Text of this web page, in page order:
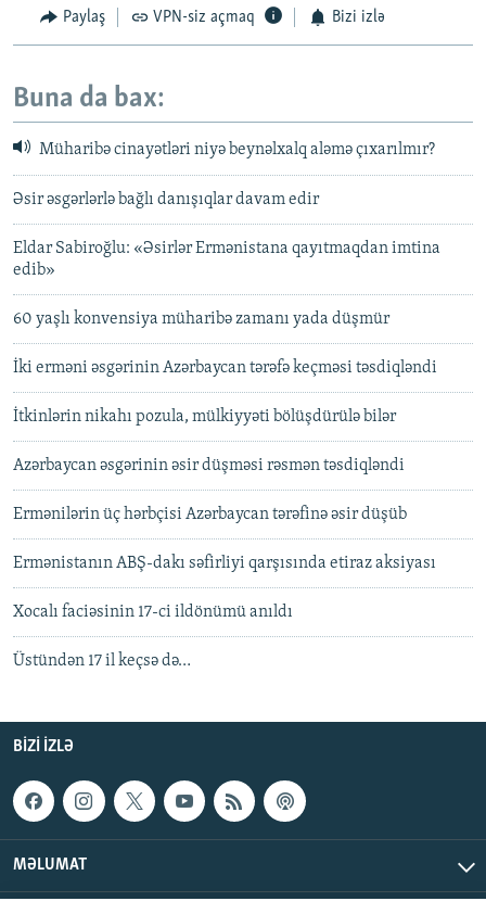
Paylaş VPN-siz açmaq Bizi izlə
Buna da bax:
Müharibə cinayətləri niyə beynəlxalq aləmə çıxarılmır?
Əsir əsgərlərlə bağlı danışıqlar davam edir
Eldar Sabiroğlu: «Əsirlər Ermənistana qayıtmaqdan imtina
edib»
60 yaşlı konvensiya müharibə zamanı yada düşmür
İki erməni əsgərinin Azərbaycan tərəfə keçməsi təsdiqləndi
İtkinlərin nikahı pozula, mülkiyyəti bölüşdürülə bilər
Azərbaycan əsgərinin əsir düşməsi rəsmən təsdiqləndi
Ermənilərin üç hərbçisi Azərbaycan tərəfinə əsir düşüb
Ermənistanın ABŞ-dakı səfirliyi qarşısında etiraz aksiyası
Xocalı faciəsinin 17-ci ildönümü anıldı
Üstündən 17 il keçsə də…
BIZI IZLƏ
MƏLUMAT